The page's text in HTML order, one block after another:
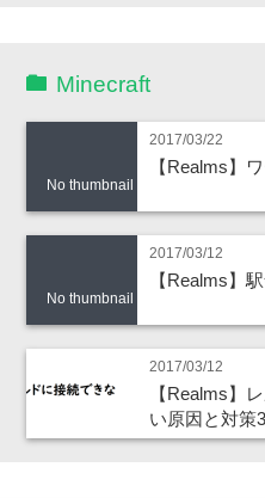
Minecraft
No thumbnail
2017/03/22
【Realms】
No thumbnail
2017/03/12
【Realms】
2017/03/12
【Realms】
い原因と対策